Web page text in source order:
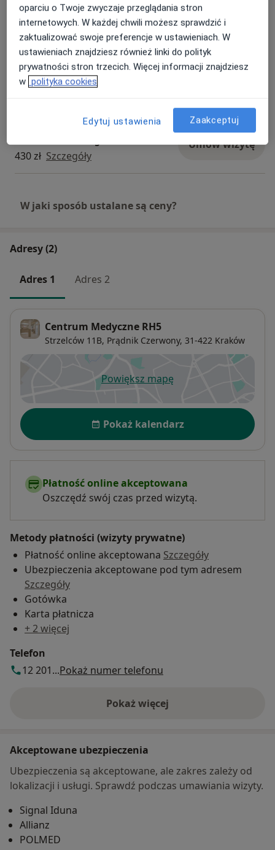
Cewnikowanie pęcherza
moczowego
300 zł Szczegóły
Umów wizytę
Konsultacja urologiczna + USG
430 zł Szczegóły
Umów wizytę
W jaki sposób ustalane są ceny?
Adresy (2)
Adres 1 Adres 2
Centrum Medyczne RH5
Strzelców 11B, Prądnik Czerwony, 31-422 Kraków
Powiększ mapęotwiera się w nowej karcie
Dostępność
Pokaż kalendarz
Płatność online akceptowana
Oszczędź swój czas przed wizytą.
Metody płatności (wizyty prywatne)
Płatność online akceptowana Szczegóły
Ubezpieczenia akceptowane pod tym adresem
Szczegóły
Gotówka
Karta płatnicza
+ 2 więcej
Telefon
12 201...Pokaż numer telefonu
Pokaż więcej
o adresie
Akceptowane ubezpieczenia
Ubezpieczenia są akceptowane, ale zakres zależy od
lokalizacji i usługi. Sprawdź podczas umawiania wizyty.
Signal Iduna
Allianz
POLMED
oparciu o Twoje zwyczaje przeglądania stron
internetowych. W każdej chwili możesz sprawdzić i
zaktualizować swoje preferencje w ustawieniach. W
ustawieniach znajdziesz również linki do polityk
prywatności stron trzecich. Więcej informacji znajdziesz
w polityka cookies
Edytuj ustawienia Zaakceptuj